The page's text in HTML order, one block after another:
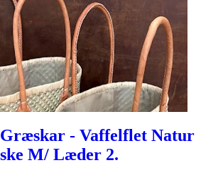
- Vaffelflet Natur
M/ Læder 2.